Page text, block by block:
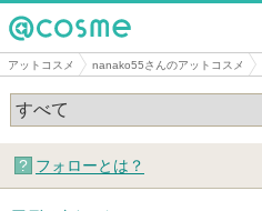
@cosme
アットコスメ nanako55さんのアットコスメ
フォローとは？